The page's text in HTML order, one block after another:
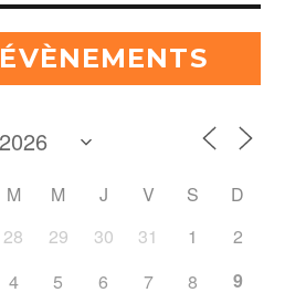
ÉVÈNEMENTS
M M J V S
D
28 29 30 31 1
2
4 5 6 7 8
9